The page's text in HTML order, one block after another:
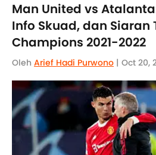
Man United vs
Info Skuad, dan Siaran
Champions 2021-2022
Oleh Arief Hadi Purwono | Oct 20,